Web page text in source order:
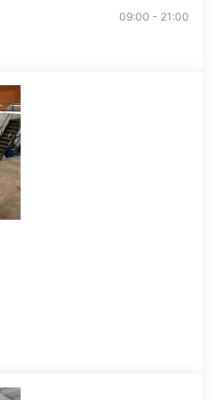
09:00 - 21:00